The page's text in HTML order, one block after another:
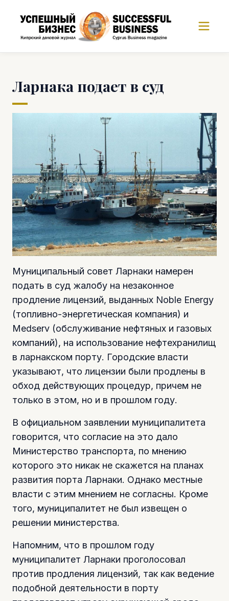
Ларнака подает в суд
Муниципальный совет Ларнаки намерен
подать в суд жалобу на незаконное
продление лицензий, выданных Noble Energy
(топливно-энергетическая компания) и
Medserv (обслуживание нефтяных и газовых
компаний), на использование нефтехранилищ
в ларнакском порту. Городские власти
указывают, что лицензии были продлены в
обход действующих процедур, причем не
только в этом, но и в прошлом году.
В официальном заявлении муниципалитета
говорится, что согласие на это дало
Министерство транспорта, по мнению
которого это никак не скажется на планах
развития порта Ларнаки. Однако местные
власти с этим мнением не согласны. Кроме
того, муниципалитет не был извещен о
решении министерства.
Напомним, что в прошлом году
муниципалитет Ларнаки проголосовал
против продления лицензий, так как ведение
подобной деятельности в порту